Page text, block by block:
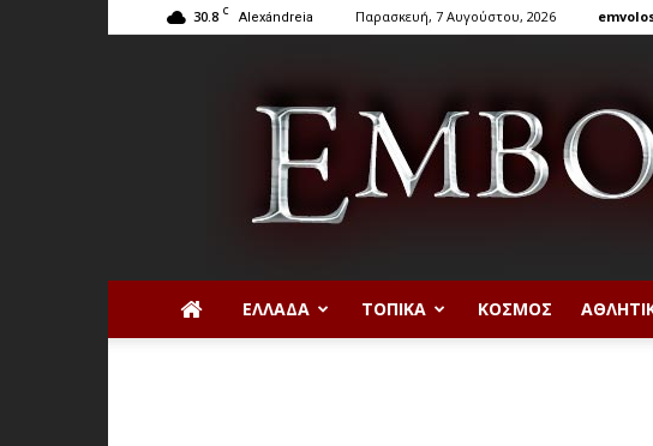
30.8 C Alexándreia Παρασκευή, 7 Αυγούστου, 2026
ΕΛΛΆΔΑ ΤΟΠΙΚΆ ΚΌΣΜΟΣ